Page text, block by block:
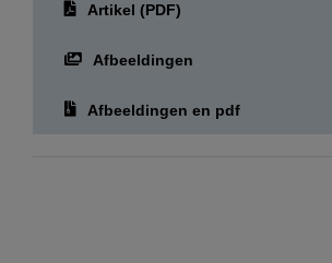
Artikel (PDF)
Afbeeldingen
Afbeeldingen en pdf